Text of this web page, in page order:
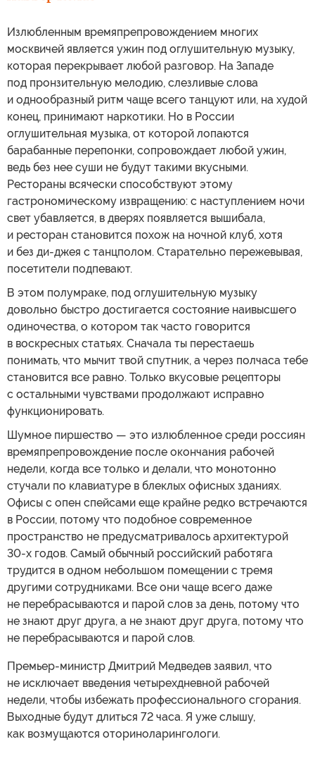
Излюбленным времяпрепровождением многих
москвичей является ужин под оглушительную музыку,
которая перекрывает любой разговор. На Западе
под пронзительную мелодию, слезливые слова
и однообразный ритм чаще всего танцуют или, на худой
конец, принимают наркотики. Но в России
оглушительная музыка, от которой лопаются
барабанные перепонки, сопровождает любой ужин,
ведь без нее суши не будут такими вкусными.
Рестораны всячески способствуют этому
гастрономическому извращению: с наступлением ночи
свет убавляется, в дверях появляется вышибала,
и ресторан становится похож на ночной клуб, хотя
и без ди-джея с танцполом. Старательно пережевывая,
посетители подпевают.
В этом полумраке, под оглушительную музыку
довольно быстро достигается состояние наивысшего
одиночества, о котором так часто говорится
в воскресных статьях. Сначала ты перестаешь
понимать, что мычит твой спутник, а через полчаса тебе
становится все равно. Только вкусовые рецепторы
с остальными чувствами продолжают исправно
функционировать.
Шумное пиршество — это излюбленное среди россиян
времяпрепровождение после окончания рабочей
недели, когда все только и делали, что монотонно
стучали по клавиатуре в блеклых офисных зданиях.
Офисы с опен спейсами еще крайне редко встречаются
в России, потому что подобное современное
пространство не предусматривалось архитектурой
30-х годов. Самый обычный российский работяга
трудится в одном небольшом помещении с тремя
другими сотрудниками. Все они чаще всего даже
не перебрасываются и парой слов за день, потому что
не знают друг друга, а не знают друг друга, потому что
не перебрасываются и парой слов.
Премьер-министр Дмитрий Медведев заявил, что
не исключает введения четырехдневной рабочей
недели, чтобы избежать профессионального сгорания.
Выходные будут длиться 72 часа. Я уже слышу,
как возмущаются оториноларингологи.